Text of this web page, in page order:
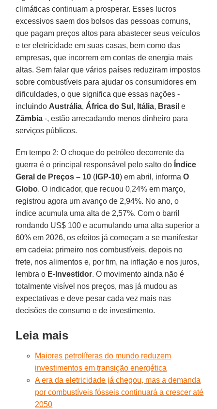
climáticas continuam a prosperar. Esses lucros
excessivos saem dos bolsos das pessoas comuns,
que pagam preços altos para abastecer seus veículos
e ter eletricidade em suas casas, bem como das
empresas, que incorrem em contas de energia mais
altas. Sem falar que vários países reduziram impostos
sobre combustíveis para ajudar os consumidores em
dificuldades, o que significa que essas nações -
incluindo Austrália, África do Sul , Itália, Brasil e
Zâmbia -, estão arrecadando menos dinheiro para
serviços públicos.
Em tempo 2: O choque do petróleo decorrente da
guerra é o principal responsável pelo salto do Índice
Geral de Preços – 10 ( IGP-10) em abril, informaO
Globo. O indicador, que recuou 0,24% em março,
registrou agora um avanço de 2,94%. No ano, o
índice acumula uma alta de 2,57%. Com o barril
rondando US$ 100 e acumulando uma alta superior a
60% em 2026, os efeitos já começam a se manifestar
em cadeia: primeiro nos combustíveis, depois no
frete, nos alimentos e, por fim, na inflação e nos juros,
lembra o E-Investidor. O movimento ainda não é
totalmente visível nos preços, mas já mudou as
expectativas e deve pesar cada vez mais nas
decisões de consumo e de investimento.
Leia mais
Maiores petrolíferas do mundo reduzem
investimentos em transição energética
A era da eletricidade já chegou, mas a demanda
por combustíveis fósseis continuará a crescer até
2050